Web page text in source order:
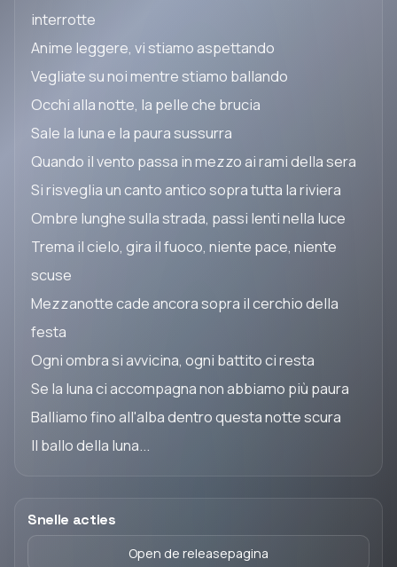
Snelle acties
Open de releasepagina
interrotte
Anime leggere, vi stiamo aspettando
Vegliate su noi mentre stiamo ballando
Occhi alla notte, la pelle che brucia
Sale la luna e la paura sussurra
Quando il vento passa in mezzo ai rami della sera
Si risveglia un canto antico sopra tutta la riviera
Ombre lunghe sulla strada, passi lenti nella luce
Trema il cielo, gira il fuoco, niente pace, niente
scuse
Mezzanotte cade ancora sopra il cerchio della
festa
Ogni ombra si avvicina, ogni battito ci resta
Se la luna ci accompagna non abbiamo più paura
Balliamo fino all'alba dentro questa notte scura
Il ballo della luna...